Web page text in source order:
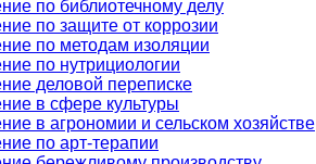
по библиотечному делу
по защите от коррозии
по методам изоляции
по нутрициологии
деловой переписке
в сфере культуры
в агрономии и сельском хозяйстве
по арт-терапии